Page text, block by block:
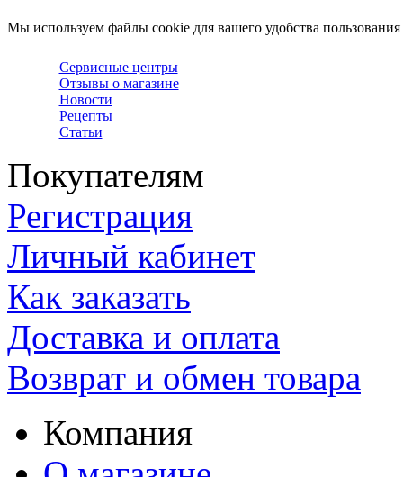
Мы используем файлы cookie для вашего удобства
Сервисные центры
Отзывы о магазине
Новости
Рецепты
Статьи
Покупателям
Регистрация
Личный кабинет
Как заказать
Доставка и оплата
Возврат и обмен товара
Компания